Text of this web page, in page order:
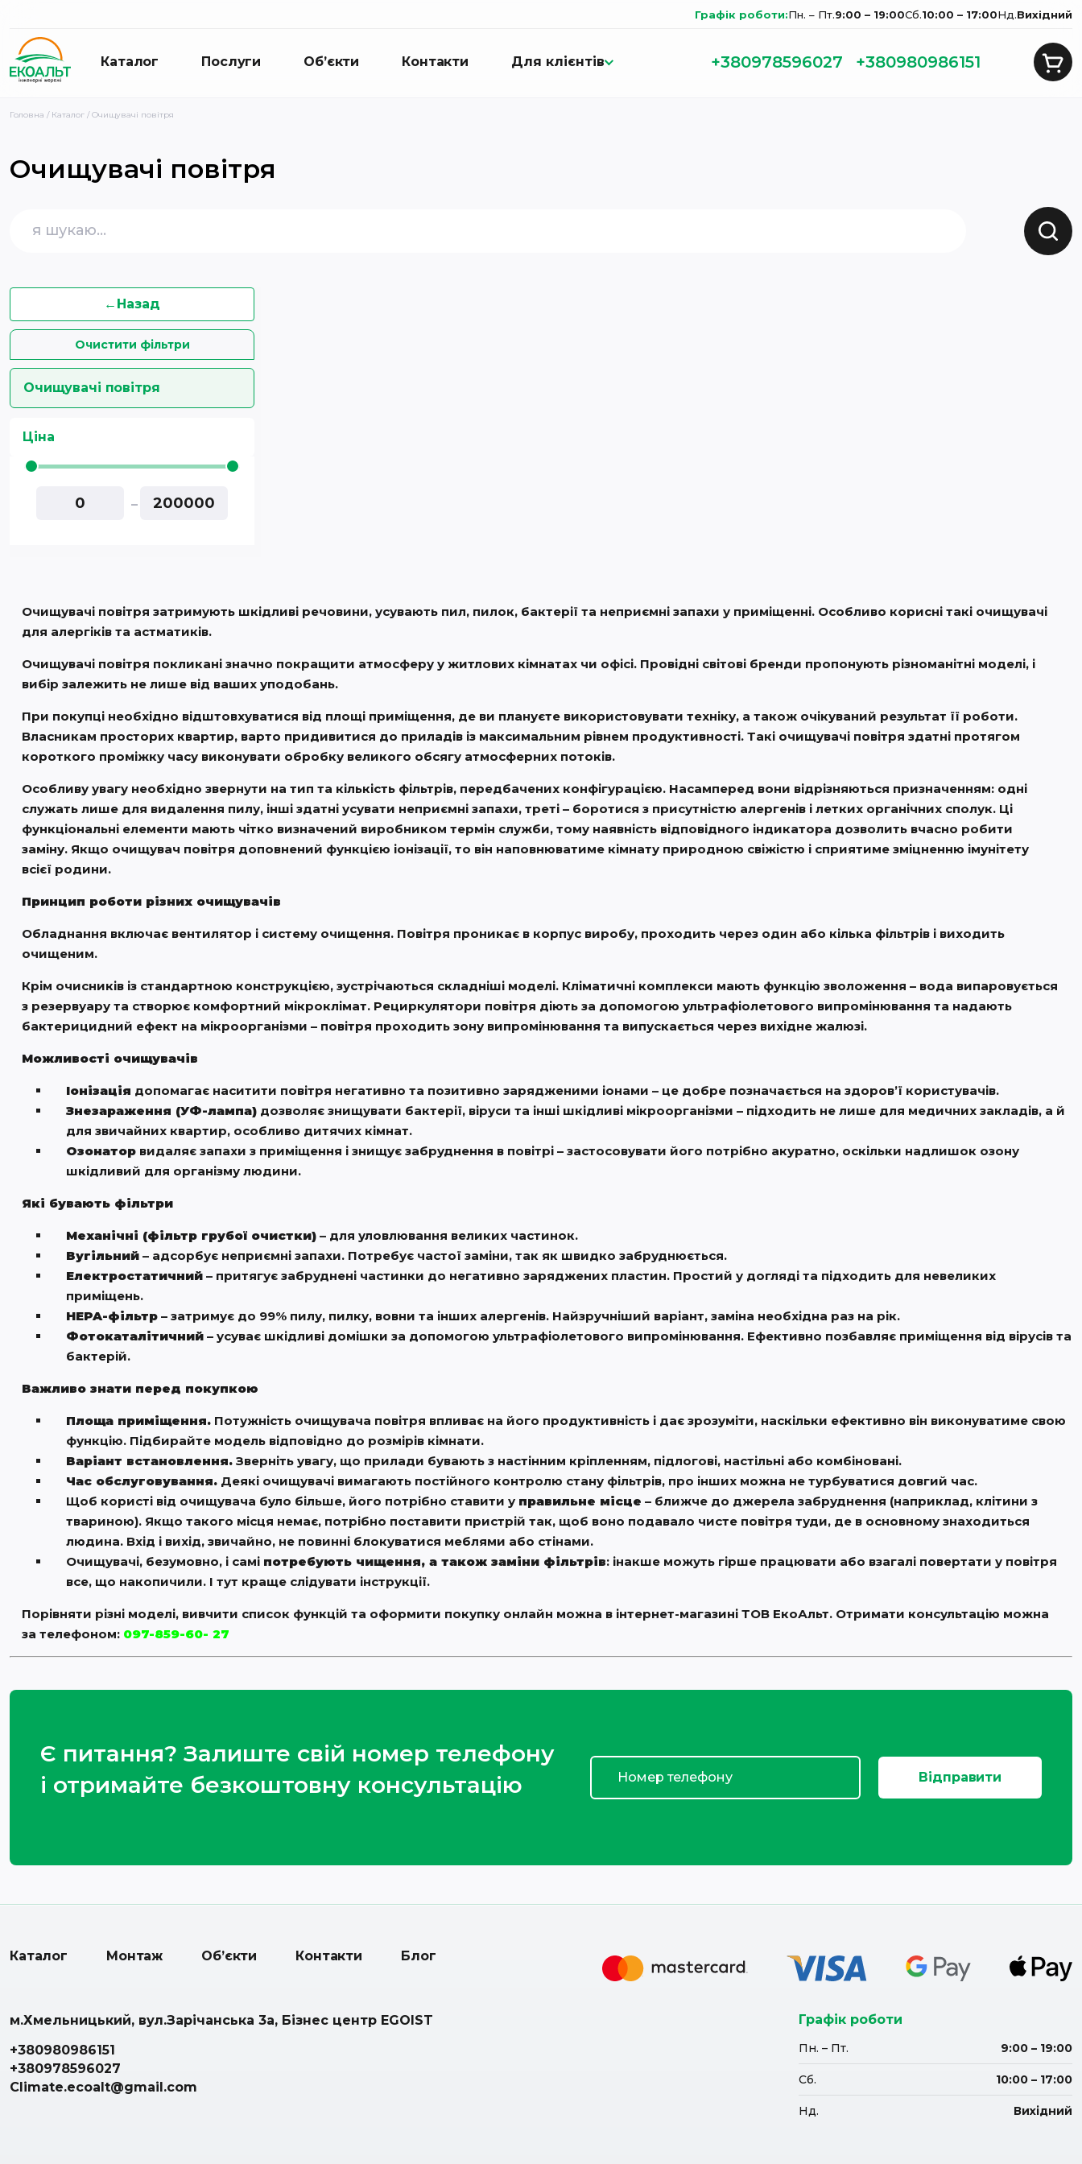
Графік роботи:Пн. – Пт.9:00 – 19:00Сб.10:00 – 17:00Нд.Вихідний
Каталог Послуги Об’єкти Контакти Для клієнтів +380978596027 +380980986151
Головна / Каталог / Очищувачі повітря
Очищувачі повітря
Шукати:
← Назад
Очистити фільтри
Очищувачі повітря
Ціна
-
Очищувачі повітря затримують шкідливі речовини, усувають пил, пилок, бактерії та неприємні запахи у приміщенні. Особливо корисні такі очищувачі
для алергіків та астматиків.
Очищувачі повітря покликані значно покращити атмосферу у житлових кімнатах чи офісі. Провідні світові бренди пропонують різноманітні моделі, і
вибір залежить не лише від ваших уподобань.
При покупці необхідно відштовхуватися від площі приміщення, де ви плануєте використовувати техніку, а також очікуваний результат її роботи.
Власникам просторих квартир, варто придивитися до приладів із максимальним рівнем продуктивності. Такі очищувачі повітря здатні протягом
короткого проміжку часу виконувати обробку великого обсягу атмосферних потоків.
Особливу увагу необхідно звернути на тип та кількість фільтрів, передбачених конфігурацією. Насамперед вони відрізняються призначенням: одні
служать лише для видалення пилу, інші здатні усувати неприємні запахи, треті – боротися з присутністю алергенів і летких органічних сполук. Ці
функціональні елементи мають чітко визначений виробником термін служби, тому наявність відповідного індикатора дозволить вчасно робити
заміну. Якщо очищувач повітря доповнений функцією іонізації, то він наповнюватиме кімнату природною свіжістю і сприятиме зміцненню імунітету
всієї родини.
Принцип роботи різних очищувачів
Обладнання включає вентилятор і систему очищення. Повітря проникає в корпус виробу, проходить через один або кілька фільтрів і виходить
очищеним.
Крім очисників із стандартною конструкцією, зустрічаються складніші моделі. Кліматичні комплекси мають функцію зволоження – вода випаровується
з резервуару та створює комфортний мікроклімат. Рециркулятори повітря діють за допомогою ультрафіолетового випромінювання та надають
бактерицидний ефект на мікроорганізми – повітря проходить зону випромінювання та випускається через вихідне жалюзі.
Можливості очищувачів
Іонізація допомагає наситити повітря негативно та позитивно зарядженими іонами – це добре позначається на здоров’ї користувачів.
Знезараження (УФ-лампа) дозволяє знищувати бактерії, віруси та інші шкідливі мікроорганізми – підходить не лише для медичних закладів, а й
для звичайних квартир, особливо дитячих кімнат.
Озонатор видаляє запахи з приміщення і знищує забруднення в повітрі – застосовувати його потрібно акуратно, оскільки надлишок озону
шкідливий для організму людини.
Які бувають фільтри
Механічні (фільтр грубої очистки) – для уловлювання великих частинок.
Вугільний – адсорбує неприємні запахи. Потребує частої заміни, так як швидко забруднюється.
Електростатичний – притягує забруднені частинки до негативно заряджених пластин. Простий у догляді та підходить для невеликих
приміщень.
HEPA-фільтр – затримує до 99% пилу, пилку, вовни та інших алергенів. Найзручніший варіант, заміна необхідна раз на рік.
Фотокаталітичний – усуває шкідливі домішки за допомогою ультрафіолетового випромінювання. Ефективно позбавляє приміщення від вірусів та
бактерій.
Важливо знати перед покупкою
Площа приміщення. Потужність очищувача повітря впливає на його продуктивність і дає зрозуміти, наскільки ефективно він виконуватиме свою
функцію. Підбирайте модель відповідно до розмірів кімнати.
Варіант встановлення. Зверніть увагу, що прилади бувають з настінним кріпленням, підлогові, настільні або комбіновані.
Час обслуговування. Деякі очищувачі вимагають постійного контролю стану фільтрів, про інших можна не турбуватися довгий час.
Щоб користі від очищувача було більше, його потрібно ставити у правильне місце – ближче до джерела забруднення (наприклад, клітини з
твариною). Якщо такого місця немає, потрібно поставити пристрій так, щоб воно подавало чисте повітря туди, де в основному знаходиться
людина. Вхід і вихід, звичайно, не повинні блокуватися меблями або стінами.
Очищувачі, безумовно, і самі потребують чищення, а також заміни фільтрів: інакше можуть гірше працювати або взагалі повертати у повітря
все, що накопичили. І тут краще слідувати інструкції.
Порівняти різні моделі, вивчити список функцій та оформити покупку онлайн можна в інтернет-магазині ТОВ ЕкоАльт. Отримати консультацію можна
за телефоном: 097-859-60- 27
Є питання? Залиште свій номер телефону
і отримайте безкоштовну консультацію
Каталог Монтаж Об’єкти Контакти Блог
м.Хмельницький, вул.Зарічанська 3а, Бізнес центр EGOIST
+380980986151
+380978596027
Climate.ecoalt@gmail.com
Графік роботи
Пн. – Пт. 9:00 – 19:00
Сб. 10:00 – 17:00
Нд. Вихідний